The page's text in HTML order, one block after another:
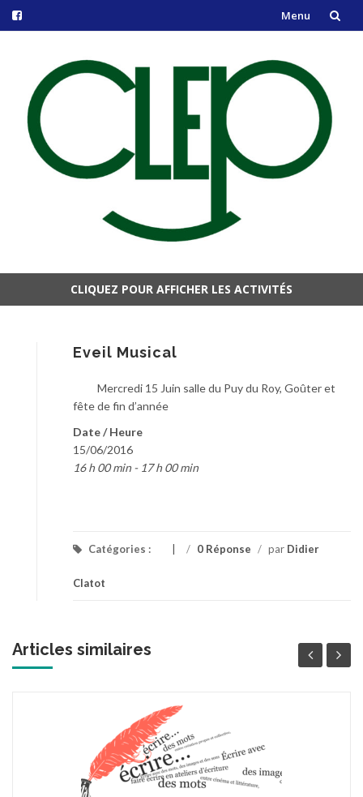
Menu
contenu
CLIQUEZ POUR AFFICHER LES ACTIVITÉS
Eveil Musical
Mercredi 15 Juin salle du Puy du Roy, Goûter et
fête de fin d’année
Date / Heure
15/06/2016
16 h 00 min - 17 h 00 min
Catégories : / 0 Réponse / par Didier
Clatot
Articles similaires